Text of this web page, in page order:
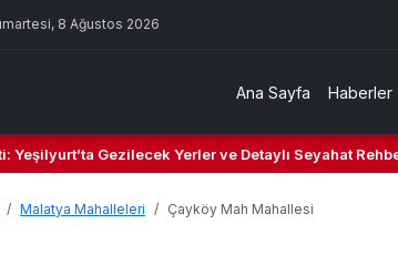
8 Ağustos 2026
Ana Sayfa Haberler
Gezilecek Yerler ve Detaylı Seyahat Rehberi
Malatya Mahalleleri Çayköy Mah Mahallesi